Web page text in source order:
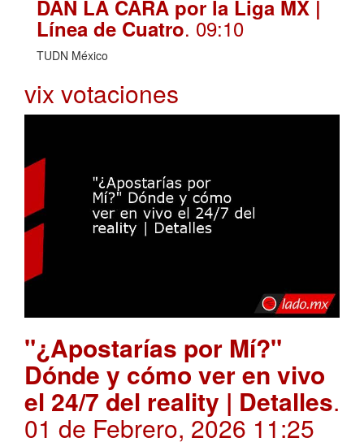
DAN LA CARA por la Liga MX |
Línea de Cuatro. 09:10
TUDN México
vix votaciones
"¿Apostarías por Mí?"
Dónde y cómo ver en vivo
el 24/7 del reality | Detalles.
01 de Febrero, 2026 11:25